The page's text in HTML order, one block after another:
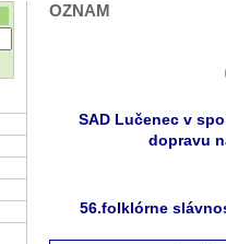
OZNAM
SAD Lučenec v
dopravu
56.folklórne